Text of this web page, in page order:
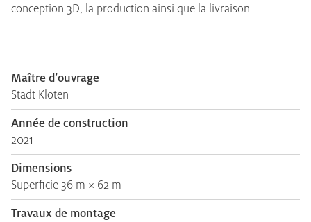
conception 3D, la production ainsi que la livraison.
Maître d’ouvrage
Stadt Kloten
Année de construction
2021
Dimensions
Superficie 36 m × 62 m
Travaux de montage